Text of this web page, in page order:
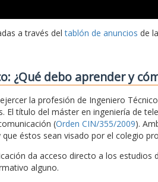
a través deltablón de anuncios de
¿Qué debo aprender y
la profesión de Ingeniero
El título del máster en ingeniería de
(Orden CIN/355/2009).
éstos sean visado por el colegio
da acceso directo a los estudios
alguno.